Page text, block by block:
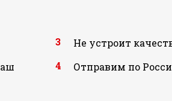
3
Не устроит
4
Отправим по